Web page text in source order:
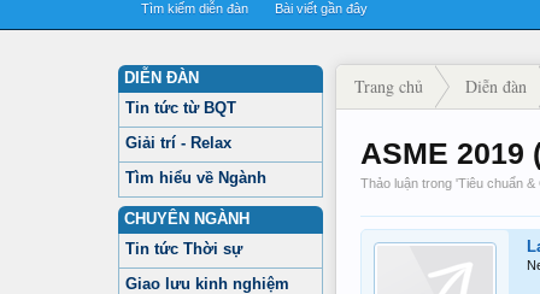
Tìm kiếm diễn đàn Bài viết gần đây
DIỄN ĐÀN
Tin tức từ BQT
Giải trí - Relax
Tìm hiểu về Ngành
CHUYÊN NGÀNH
Tin tức Thời sự
Giao lưu kinh nghiệm
Trang chủ Diễn đàn
ASME
Thảo luận trong 'Tiêu chuẩn &